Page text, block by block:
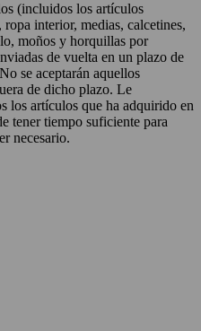
(incluidos los artículos
interior, medias, calcetines,
moños y horquillas por
de vuelta en un plazo de
se aceptarán aquellos
de dicho plazo. Le
los artículos que ha adquirido en
tener tiempo suficiente para
necesario.